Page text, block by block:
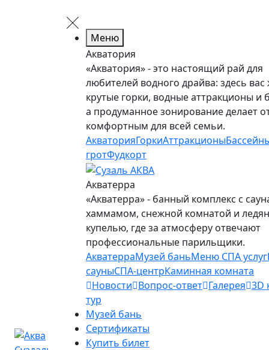
Меню
Акватория
«Акватория» - это настоящий рай для
любителей водного драйва: здесь вас
крутые горки, водные аттракционы и
а продуманное зонирование делает
комфортным для всей семьи.
АкваторияГоркиАттракционы
гротФудкорт
Акватерра
«Акватерра» - банный комплекс с
хаммамом, снежной комнатой и
купелью, где за атмосферу отвечают
профессиональные парильщики.
АкватерраМузей баньМеню СПА услуг
сауныСПА-центрКаминная комната
Новости Вопрос-ответ Галерея 3D
тур
Музей бань
Сертификаты
Купить билет